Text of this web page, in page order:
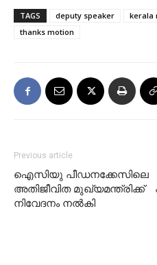
TAGS deputy speaker kerala
thanks motion
Previous article
ഐസിയു പീഡനക്കേസിലെ
അതിജീവിത മുഖ്യമന്ത്രിക്ക്
നിവേദനം നല്‍കി